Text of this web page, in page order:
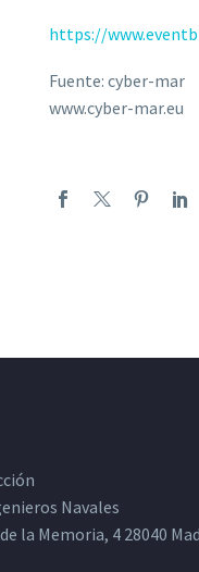
https://
Fuente: cyber-mar
www.cyber-mar.eu
Navales
la Memoria, 4 28040